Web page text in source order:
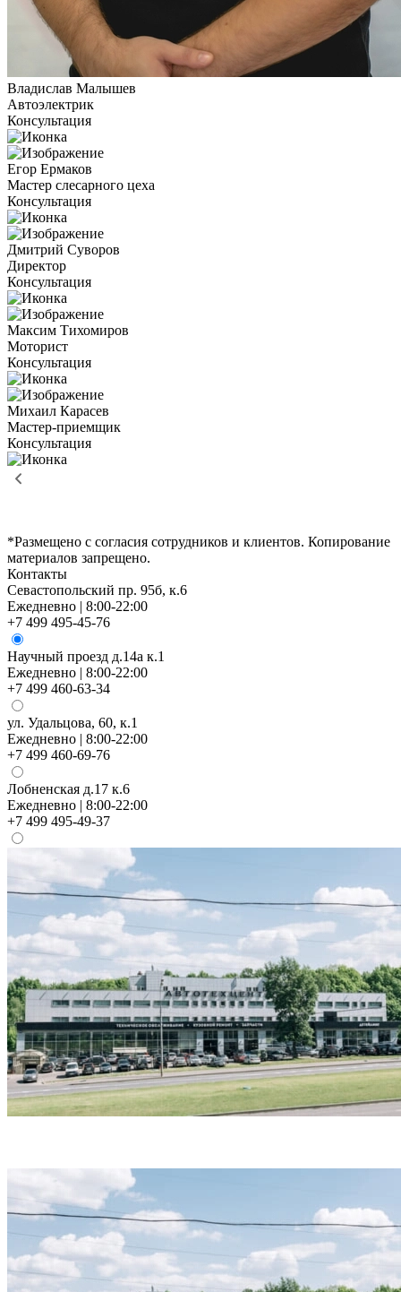
Владислав Малышев
Автоэлектрик
Консультация
Егор Ермаков
Мастер слесарного цеха
Консультация
Дмитрий Суворов
Директор
Консультация
Максим Тихомиров
Моторист
Консультация
Михаил Карасев
Мастер-приемщик
Консультация
*Размещено с согласия сотрудников и клиентов. Копирование
материалов запрещено.
Контакты
Севастопольский пр. 95б, к.6
Ежедневно | 8:00-22:00
+7 499 495-45-76
Научный проезд д.14а к.1
Ежедневно | 8:00-22:00
+7 499 460-63-34
ул. Удальцова, 60, к.1
Ежедневно | 8:00-22:00
+7 499 460-69-76
Лобненская д.17 к.6
Ежедневно | 8:00-22:00
+7 499 495-49-37